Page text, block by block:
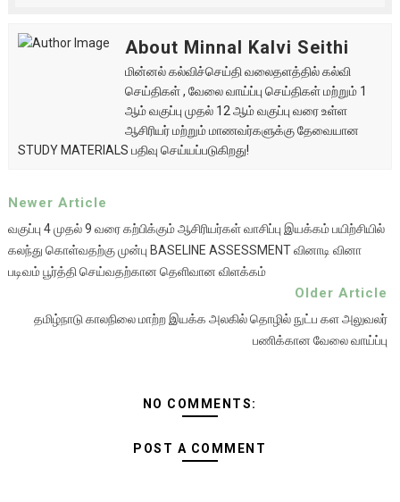
About Minnal Kalvi Seithi
மின்னல் கல்விச்செய்தி வலைதளத்தில் கல்வி
செய்திகள் , வேலை வாய்ப்பு செய்திகள் மற்றும் 1
ஆம் வகுப்பு முதல் 12 ஆம் வகுப்பு வரை உள்ள
ஆசிரியர் மற்றும் மாணவர்களுக்கு தேவையான
STUDY MATERIALS பதிவு செய்யப்படுகிறது!
Newer Article
வகுப்பு 4 முதல் 9 வரை கற்பிக்கும் ஆசிரியர்கள் வாசிப்பு இயக்கம் பயிற்சியில்
கலந்து கொள்வதற்கு முன்பு BASELINE ASSESSMENT வினாடி வினா
படிவம் பூர்த்தி செய்வதற்கான தெளிவான விளக்கம்
Older Article
தமிழ்நாடு காலநிலை மாற்ற இயக்க அலகில் தொழில் நுட்ப கள அலுவலர்
பணிக்கான வேலை வாய்ப்பு
NO COMMENTS:
POST A COMMENT